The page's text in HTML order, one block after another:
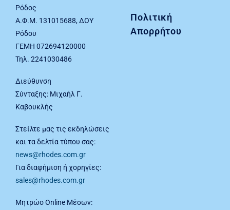
Ρόδος
Α.Φ.Μ. 131015688, ΔΟΥ
Ρόδου
ΓΕΜΗ 072694120000
Τηλ. 2241030486
Διεύθυνση
Σύνταξης: Μιχαήλ Γ.
Καβουκλής
Στείλτε μας τις εκδηλώσεις
και τα δελτία τύπου σας:
news@rhodes.com.gr
Για διαφήμιση ή χορηγίες:
sales@rhodes.com.gr
Μητρώο Online Μέσων:
Πολιτική
Απορρήτου